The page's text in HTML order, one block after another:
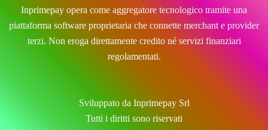
Inprimepay opera come aggregatore tecnologico tramite una
piattaforma software proprietaria che connette merchant e provider
terzi. Non eroga direttamente credito né servizi finanziari
regolamentati.
Sviluppato da Inprimepay Srl
Tutti i diritti sono riservati